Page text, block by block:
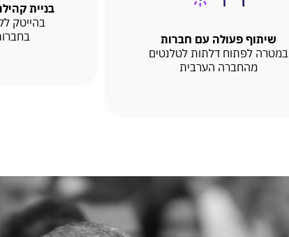
שיתוף פעולה עם חברות
במטרה לפתוח דלתות לטלנטים
מהחברה הערבית
בניית
בהייטק